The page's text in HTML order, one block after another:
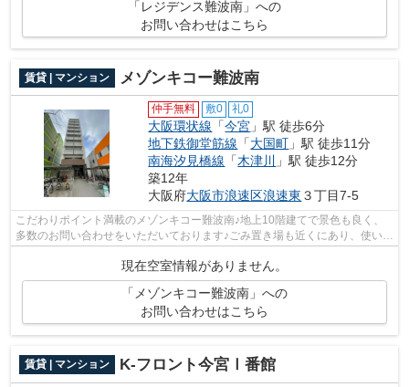
「レジデンス難波南」への
お問い合わせはこちら
賃貸 | マンション メゾンキコー難波南
仲手無料 敷0 礼0
大阪環状線 「今宮 」駅 徒歩6分
地下鉄御堂筋線 「大国町 」駅 徒歩11分
南海汐見橋線 「木津川
」駅 徒歩12分
築12年
大阪府大阪市浪速区浪速東 ３丁目7-5
こだわりポイント満載のメゾンキコー難波南♪地上10階建てで景色も良く、
多数のお問い合わせをいただいております♪ごみ置き場も近くにあり、使い勝
現在空室情報がありません。
「メゾンキコー難波南」への
お問い合わせはこちら
賃貸 | マンション K-フロント今宮Ⅰ番館